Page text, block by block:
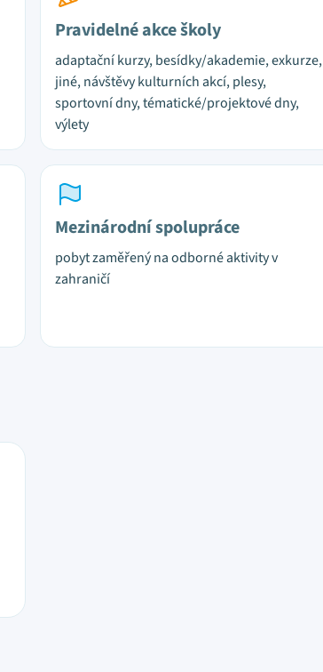
Pravidelné akce školy
adaptační kurzy, besídky/akademie, exkurze,
jiné, návštěvy kulturních akcí, plesy,
sportovní dny, tématické/projektové dny,
výlety
Mezinárodní spolupráce
pobyt zaměřený na odborné aktivity v
zahraničí